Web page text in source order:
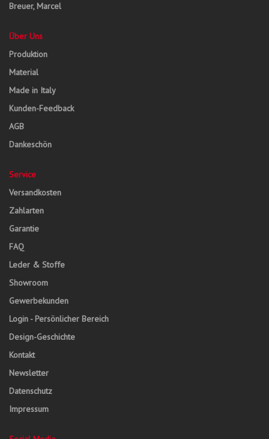
Breuer, Marcel
Über Uns
Produktion
Material
Made in Italy
Kunden-Feedback
AGB
Dankeschön
Service
Versandkosten
Zahlarten
Garantie
FAQ
Leder & Stoffe
Showroom
Gewerbekunden
Login - Persönlicher Bereich
Design-Geschichte
Kontakt
Newsletter
Datenschutz
Impressum